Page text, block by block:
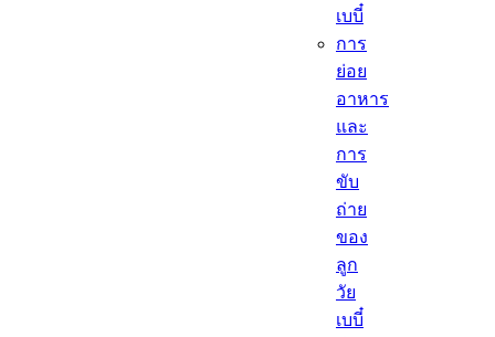
เบบี๋
การ
ย่อย
อาหาร
และ
การ
ขับ
ถ่าย
ของ
ลูก
วัย
เบบี๋